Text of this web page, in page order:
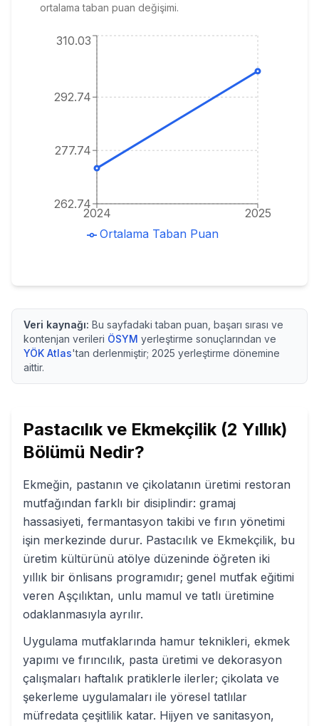
ortalama taban puan değişimi.
2024 2025
262.74
277.74
292.74
310.03
Ortalama Taban Puan
Veri kaynağı: Bu sayfadaki taban puan, başarı sırası ve
kontenjan verileri ÖSYM yerleştirme sonuçlarından ve
YÖK Atlas'tan derlenmiştir; 2025 yerleştirme dönemine
aittir.
Pastacılık ve Ekmekçilik (2 Yıllık)
Bölümü Nedir?
Ekmeğin, pastanın ve çikolatanın üretimi restoran
mutfağından farklı bir disiplindir: gramaj
hassasiyeti, fermantasyon takibi ve fırın yönetimi
işin merkezinde durur. Pastacılık ve Ekmekçilik, bu
üretim kültürünü atölye düzeninde öğreten iki
yıllık bir önlisans programıdır; genel mutfak eğitimi
veren Aşçılıktan, unlu mamul ve tatlı üretimine
odaklanmasıyla ayrılır.
Uygulama mutfaklarında hamur teknikleri, ekmek
yapımı ve fırıncılık, pasta üretimi ve dekorasyon
çalışmaları haftalık pratiklerle ilerler; çikolata ve
şekerleme uygulamaları ile yöresel tatlılar
müfredata çeşitlilik katar. Hijyen ve sanitasyon,